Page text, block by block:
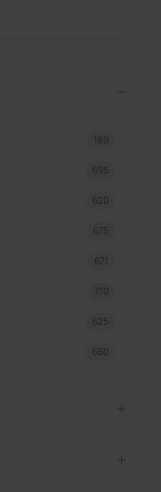
189
695
620
675
671
710
625
660